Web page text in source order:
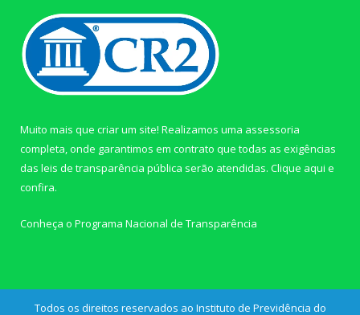
Muito mais que criar um site! Realizamos uma assessoria
completa, onde garantimos em contrato que todas as exigências
das leis de transparência pública serão atendidas. Clique aqui e
confira.
Conheça o Programa Nacional de Transparência
Todos os direitos reservados ao Instituto de Previdência do